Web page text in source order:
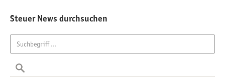
Steuer News durchsuchen